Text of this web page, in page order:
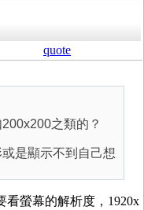
quote
之類的？
是顯示不到自己想
看螢幕的解析度，1920x